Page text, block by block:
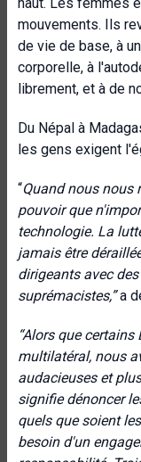
mouvements. Ils
de vie de base, à
corporelle, à
librement, et à de
Du Népal à
les gens exigent
“Quand nous nous
pouvoir que
technologie. La
jamais être
dirigeants avec
suprémacistes,”a
“Alors que
multilatéral, nous
audacieuses et
signifie dénoncer
quels que soient
besoin d'un